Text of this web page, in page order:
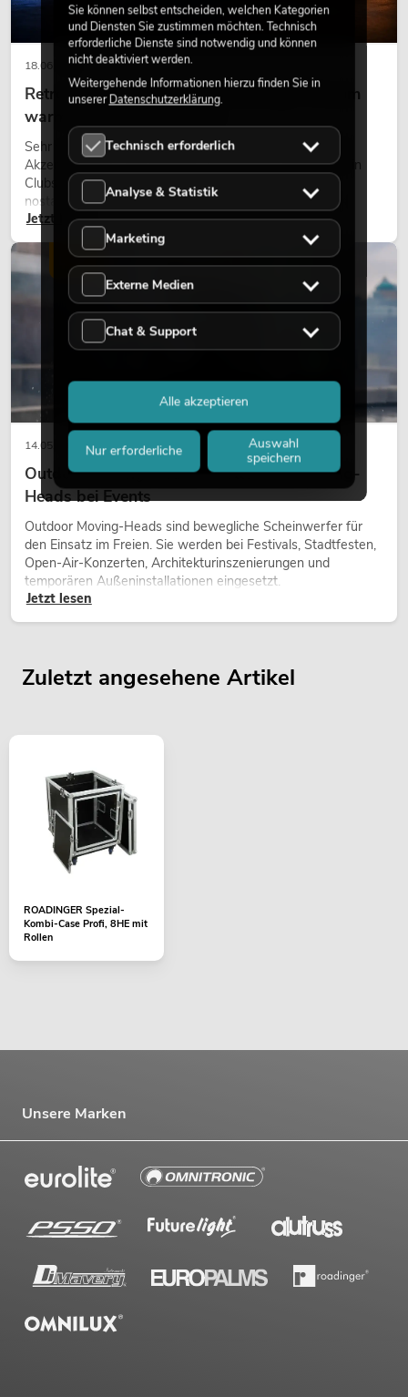
18.06.2026
Retro-Licht im modernen Lichtdesign: Warum
warmes Licht wieder wirkt
Sehr warmes Licht, sichtbare Leuchtflächen und farbige
Akzente prägen viele aktuelle Lichtdesigns auf Bühnen, in
Clubs und bei Events. Retro-Licht ist dabei kein rein
nostalgischer Effekt, sondern ein bewusst eingesetztes
Gestaltungsmittel: Es schafft Atmosphäre, gibt Szenen
Charakter und kann technische LED-Setups emotionaler
wirken lassen.
Jetzt lesen
14.05.2026
Outdoor Moving-Heads: Wetterfeste Moving-
Heads bei Events
Outdoor Moving-Heads sind bewegliche Scheinwerfer für
den Einsatz im Freien. Sie werden bei Festivals, Stadtfesten,
Open-Air-Konzerten, Architekturinszenierungen und
temporären Außeninstallationen eingesetzt.
Jetzt lesen
LICHT
Zuletzt angesehene Artikel
ROADINGER Spezial-
Kombi-Case Profi, 8HE mit
Rollen
Unsere Marken
Sie können selbst entscheiden, welchen Kategorien
und Diensten Sie zustimmen möchten. Technisch
erforderliche Dienste sind notwendig und können
nicht deaktiviert werden.
Weitergehende Informationen hierzu finden Sie in
unsererDatenschutzerklärung.
Technisch erforderlich
Analyse & Statistik
Marketing
Externe Medien
Chat & Support
Nur erforderliche
Auswahl
speichern
Alle akzeptieren